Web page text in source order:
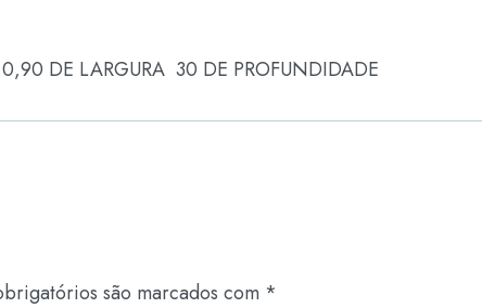
DE LARGURA 30 DE PROFUNDIDADE
são marcados com *